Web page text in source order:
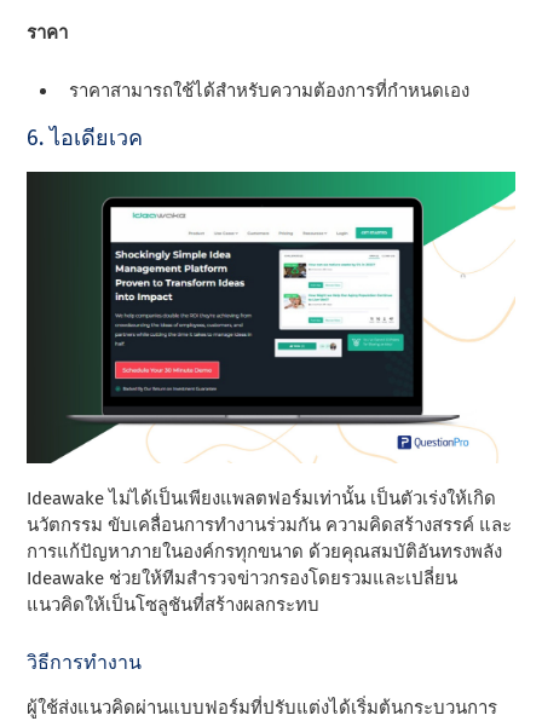
ราคา
ราคาสามารถใช้ได้สําหรับความต้องการที่กําหนดเอง
6. ไอเดียเวค
Ideawake ไม่ได้เป็นเพียงแพลตฟอร์มเท่านั้น เป็นตัวเร่งให้เกิด
นวัตกรรม ขับเคลื่อนการทํางานร่วมกัน ความคิดสร้างสรรค์ และ
การแก้ปัญหาภายในองค์กรทุกขนาด ด้วยคุณสมบัติอันทรงพลัง
Ideawake ช่วยให้ทีมสํารวจข่าวกรองโดยรวมและเปลี่ยน
แนวคิดให้เป็นโซลูชันที่สร้างผลกระทบ
วิธีการทํางาน
ผู้ใช้ส่งแนวคิดผ่านแบบฟอร์มที่ปรับแต่งได้เริ่มต้นกระบวนการ